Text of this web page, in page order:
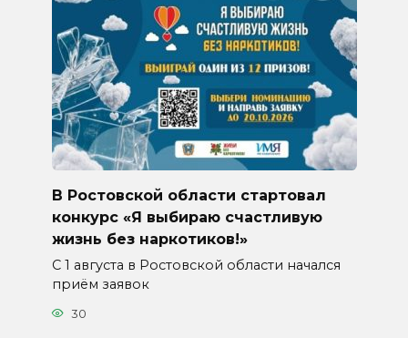
В Ростовской области стартовал
конкурс «Я выбираю счастливую
жизнь без наркотиков!»
С 1 августа в Ростовской области начался
приём заявок
30